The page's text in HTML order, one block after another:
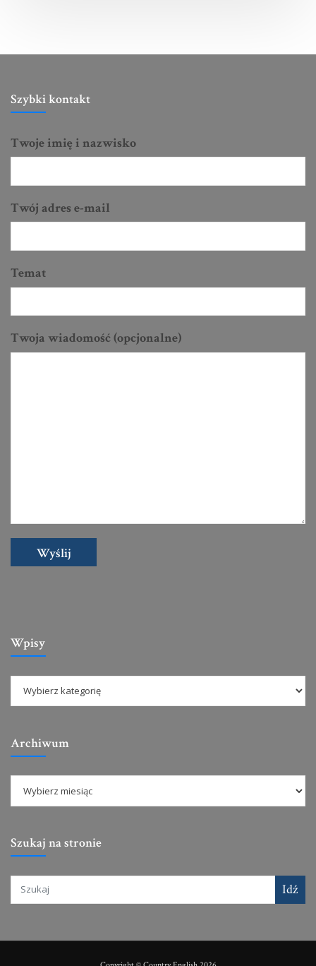
Szybki kontakt
Twoje imię i nazwisko
Twój adres e-mail
Temat
Twoja wiadomość (opcjonalne)
Wpisy
Archiwum
Szukaj na stronie
Idź